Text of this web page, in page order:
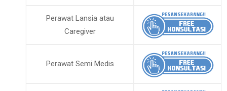
Perawat Lansia atau
Caregiver
Perawat Semi Medis